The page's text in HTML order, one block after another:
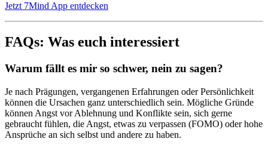
Jetzt 7Mind App entdecken
FAQs: Was euch interessiert
Warum fällt es mir so schwer, nein zu sagen?
Je nach Prägungen, vergangenen Erfahrungen oder Persönlichkeit
können die Ursachen ganz unterschiedlich sein. Mögliche Gründe
können Angst vor Ablehnung und Konflikte sein, sich gerne
gebraucht fühlen, die Angst, etwas zu verpassen (FOMO) oder hohe
Ansprüche an sich selbst und andere zu haben.